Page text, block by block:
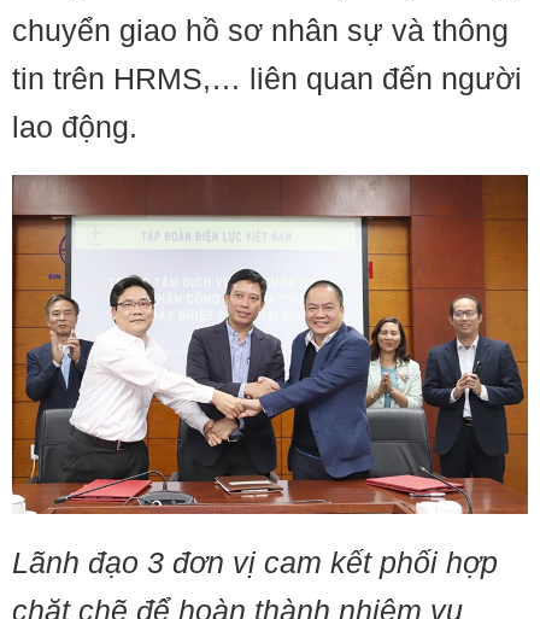
chuyển giao hồ sơ nhân sự và thông
tin trên HRMS,… liên quan đến người
lao động.
Lãnh đạo 3 đơn vị cam kết phối hợp
chặt chẽ để hoàn thành nhiệm vụ